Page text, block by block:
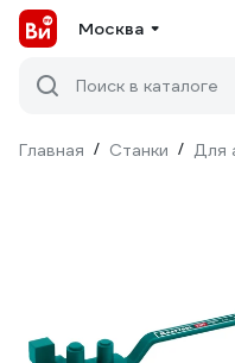
Москва
Поиск в каталоге
Главная / Станки / Для